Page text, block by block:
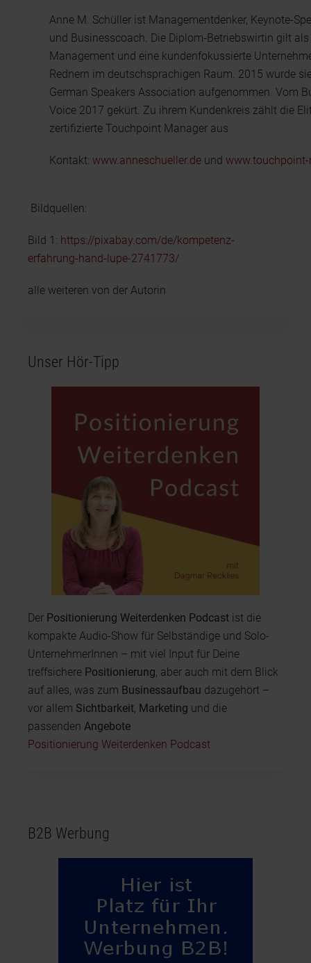
Anne M. Schüller ist Managementdenker, Keynote-
und Businesscoach. Die Diplom-Betriebswirtin gilt
Management und eine kundenfokussierte
Rednern im deutschsprachigen Raum. 2015 wurde
German Speakers Association aufgenommen. Vom
Voice 2017 gekürt. Zu ihrem Kundenkreis zählt die
zertifizierte Touchpoint Manager aus
Kontakt: www.anneschueller.de und
Bildquellen:
Bild 1: https://pixabay.com/de/kompetenz-
erfahrung-hand-lupe-2741773/
alle weiteren von der Autorin
Unser Hör-Tipp
Der Positionierung Weiterdenken Podcast ist die
kompakte Audio-Show für Selbständige und Solo-
UnternehmerInnen – mit viel Input für Deine
treffsichere Positionierung, aber auch mit dem Blick
auf alles, was zum Businessaufbau dazugehört –
vor allem Sichtbarkeit, Marketing und die
passenden Angebote
Positionierung Weiterdenken Podcast
B2B Werbung